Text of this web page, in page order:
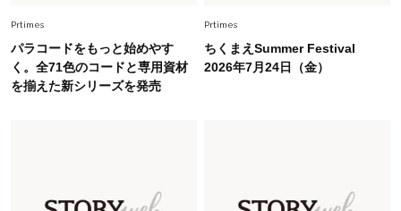
Fashion 2026.6.12
中村ゆりさん「40代になり、やっと“仕事以外の
ップス×パンツ」コーデ〈3選〉
Prtimes
パラコードをもっと始めやす
く。全71色のコードと専用資材
を揃えた新シリーズを発売
Prtimes
ちくまえSummer Festival
2026年7月24日（金）